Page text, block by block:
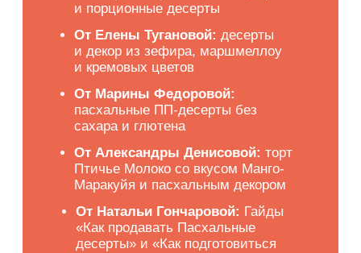
11.990 ₽
в рассрочку без переплат на 12 месяцев
Домашние заданияи рецепты
Обратная связь и
поддержка от куратора
Именной сертификат
установленного образца
Вечный доступк урокам